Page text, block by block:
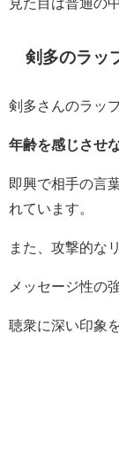
剣多のラッ
剣多さんのラップ
年齢を感じさせ
即興で相手の言
れています。
また、攻撃的な
メッセージ性の
聴衆に深い印象